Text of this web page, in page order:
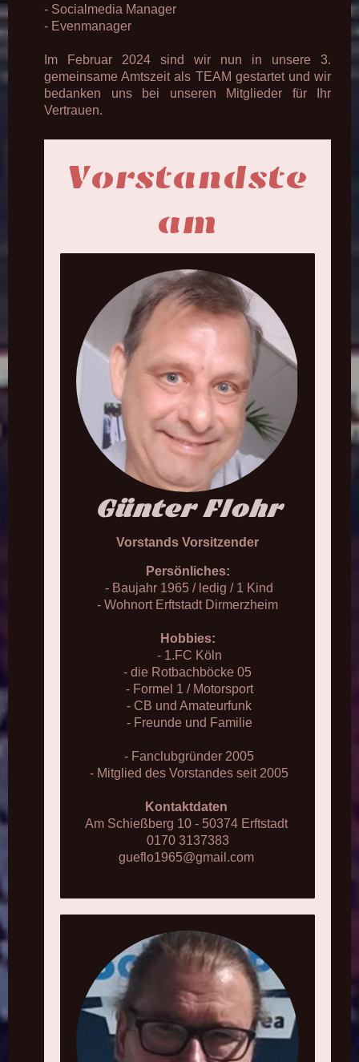
- Socialmedia Manager
- Evenmanager
Im Februar 2024 sind wir nun in unsere 3.
gemeinsame Amtszeit als TEAM gestartet und wir
bedanken uns bei unseren Mitglieder für Ihr
Vertrauen.
Vorstandste
am
Günter Flohr
Vorstands Vorsitzender
Persönliches:
- Baujahr 1965 / ledig / 1 Kind
- Wohnort Erftstadt Dirmerzheim
Hobbies:
- 1.FC Köln
- die Rotbachböcke 05
- Formel 1 / Motorsport
- CB und Amateurfunk
- Freunde und Familie
- Fanclubgründer 2005
- Mitglied des Vorstandes seit 2005
Kontaktdaten
Am Schießberg 10 - 50374 Erftstadt
0170 3137383
gueflo1965@gmail.com